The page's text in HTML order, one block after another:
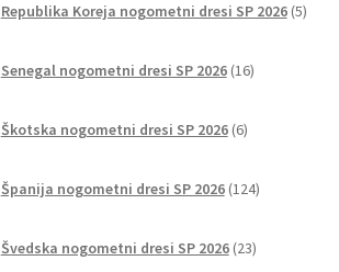
Republika Koreja nogometni dresi SP 2026 5
Senegal nogometni dresi SP 2026 16izdelkov
Škotska nogometni dresi SP 2026 6izdelkov
Španija nogometni dresi SP 2026 124izdelkov
Švedska nogometni dresi SP 2026 23izdelkov